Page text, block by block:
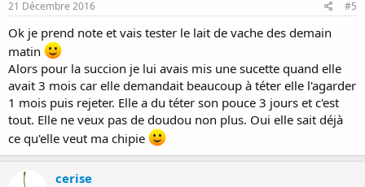
21 Décembre 2016 #5
Ok je prend note et vais tester le lait de vache des demain
matin
Alors pour la succion je lui avais mis une sucette quand elle
avait 3 mois car elle demandait beaucoup à téter elle l'agarder
1 mois puis rejeter. Elle a du téter son pouce 3 jours et c'est
tout. Elle ne veux pas de doudou non plus. Oui elle sait déjà
ce qu'elle veut ma chipie
cerise